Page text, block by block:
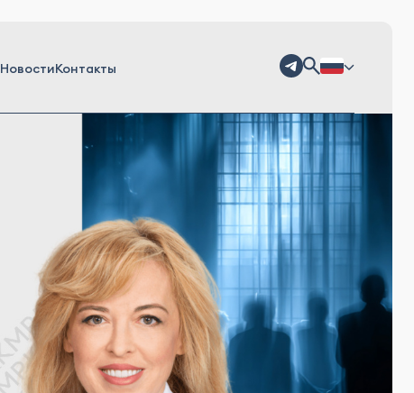
НовостиКонтакты